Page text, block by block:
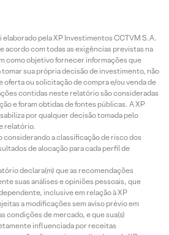
elaborado pela XP Investimentos CCTVM S.A.
acordo com todas as exigências previstas na
como objetivo fornecer informações que
tomar sua própria decisão de investimento, não
ou solicitação de compra e/ou venda de
contidas neste relatório são consideradas
e foram obtidas de fontes públicas. A XP
por qualquer decisão tomada pelo
relatório.
considerando a classificação de risco dos
de alocação para cada perfil de
declara(m) que as recomendações
suas análises e opiniões pessoais, que
inclusive em relação à XP
a modificações sem aviso prévio em
condições de mercado, e que sua(s)
influenciada por receitas